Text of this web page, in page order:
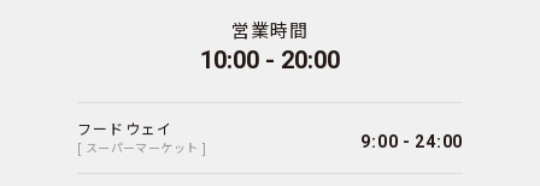
営業時間
10:00 - 20:00
フードウェイ
[ スーパーマーケット ] 9:00 - 24:00